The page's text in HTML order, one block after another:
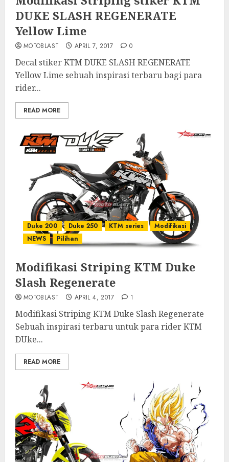
DUKE SLASH REGENERATE
Yellow Lime
MOTOBLAST APRIL 7, 2017 0
Decal stiker KTM DUKE SLASH REGENERATE
Yellow Lime sebuah inspirasi terbaru bagi para
rider...
READ MORE
Duke 200 Duke 250 KTM series
Modifikasi
NEWS
Pilihan
Modifikasi Striping KTM Duke
Slash Regenerate
MOTOBLAST APRIL 4, 2017 1
Modifikasi Striping KTM Duke Slash Regenerate
Sebuah inspirasi terbaru untuk para rider KTM
DUke...
READ MORE